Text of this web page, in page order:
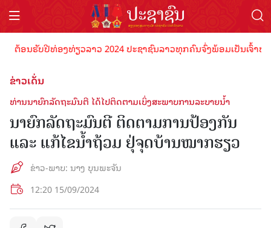
ນຮັບປີທ່ອງທ່ຽວລາວ 2024 ປະຊາຊົນລາວທຸກຄົນຈົ່ງພ້ອມເປັນເຈົ້າພາບ
ຂ່າວເດັ່ນ
ທ່ານນາຍົກລັດຖະມົນຕີ ໄດ້ໄປຕິດຕາມເບິ່ງສະພາບການລະບາຍນໍ້າ
ນາຍົກລັດຖະມົນຕີ ຕິດຕາມການປ້ອງກັນ
ແລະ ແກ້ໄຂນໍ້າຖ້ວມ ຢຸ່ຈຸດບ້ານໝາກຮຽວ
​ຂ່າວ-ພາບ: ນາງ ບຸນພະຈັນ
12:20 15/09/2024